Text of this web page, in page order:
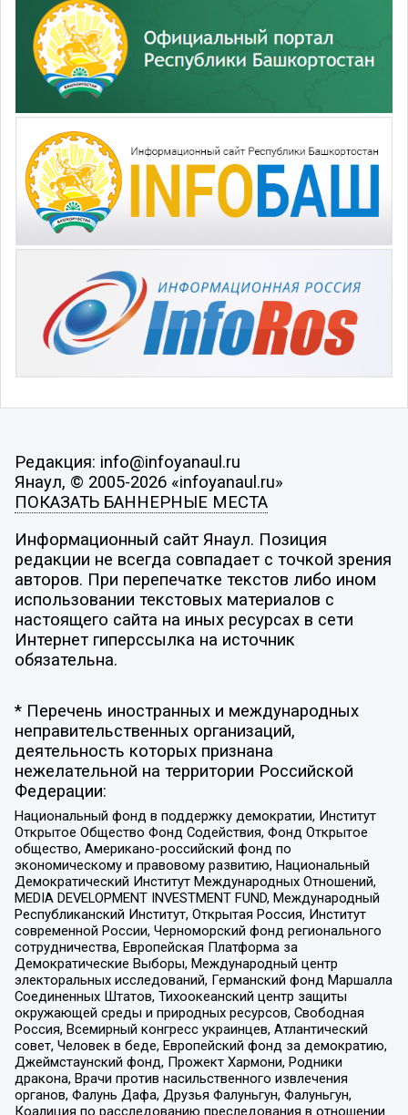
Редакция: info@infoyanaul.ru
Янаул, © 2005-2026 «infoyanaul.ru»
ПОКАЗАТЬ БАННЕРНЫЕ МЕСТА
Информационный сайт Янаул. Позиция
редакции не всегда совпадает с точкой зрения
авторов. При перепечатке текстов либо ином
использовании текстовых материалов с
настоящего сайта на иных ресурсах в сети
Интернет гиперссылка на источник
обязательна.
* Перечень иностранных и международных
неправительственных организаций,
деятельность которых признана
нежелательной на территории Российской
Федерации:
Национальный фонд в поддержку демократии, Институт
Открытое Общество Фонд Содействия, Фонд Открытое
общество, Американо-российский фонд по
экономическому и правовому развитию, Национальный
Демократический Институт Международных Отношений,
MEDIA DEVELOPMENT INVESTMENT FUND, Международный
Республиканский Институт, Открытая Россия, Институт
современной России, Черноморский фонд регионального
сотрудничества, Европейская Платформа за
Демократические Выборы, Международный центр
электоральных исследований, Германский фонд Маршалла
Соединенных Штатов, Тихоокеанский центр защиты
окружающей среды и природных ресурсов, Свободная
Россия, Всемирный конгресс украинцев, Атлантический
совет, Человек в беде, Европейский фонд за демократию,
Джеймстаунский фонд, Прожект Хармони, Родники
дракона, Врачи против насильственного извлечения
органов, Фалунь Дафа, Друзья Фалуньгун, Фалуньгун,
Коалиция по расследованию преследования в отношении